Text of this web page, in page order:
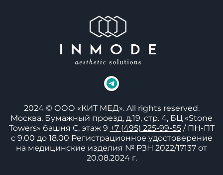
2024 © ООО «КИТ МЕД». All rights reserved.
Москва, Бумажный проезд, д.19, стр. 4, БЦ «Stone
Towers» башня C, этаж 9 +7 (495) 225-99-55/ ПН-ПТ
с 9.00 до 18.00 Регистрационное удостоверение
на медицинские изделия № РЗН 2022/17137 от
20.08.2024 г.